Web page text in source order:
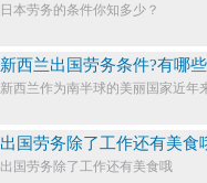
日本劳务的条件你知多少？​
新西兰出国劳务条件?有哪
新西兰作为南半球的美丽国家近年
出国劳务除了工作还有美食
出国劳务除了工作还有美食哦